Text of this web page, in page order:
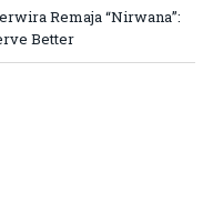
Remaja “Nirwana”:
Better